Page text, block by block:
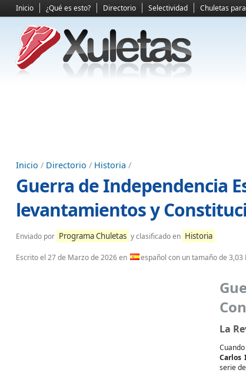
Inicio ¿Qué es esto? Directorio Selectividad Chuletas
Inicio / Directorio / Historia /
Guerra de Independencia
levantamientos y
Enviado por Programa Chuletas y clasificado en Historia
Escrito el 27 de Marzo de 2026en español con un tamaño de 3,03
La
Cuando
Carlos
serie